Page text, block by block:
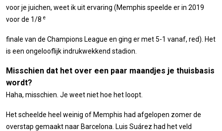
voor je juichen, weet ik uit ervaring (Memphis speelde er in 2019
voor de 1/8 e
finale van de Champions League en ging er met 5-1 vanaf, red). Het
is een ongelooflijk indrukwekkend stadion.
Misschien dat het over een paar maandjes je thuisbasis
wordt?
Haha, misschien. Je weet niet hoe het loopt.
Het scheelde heel weinig of Memphis had afgelopen zomer de
overstap gemaakt naar Barcelona. Luis Suárez had het veld